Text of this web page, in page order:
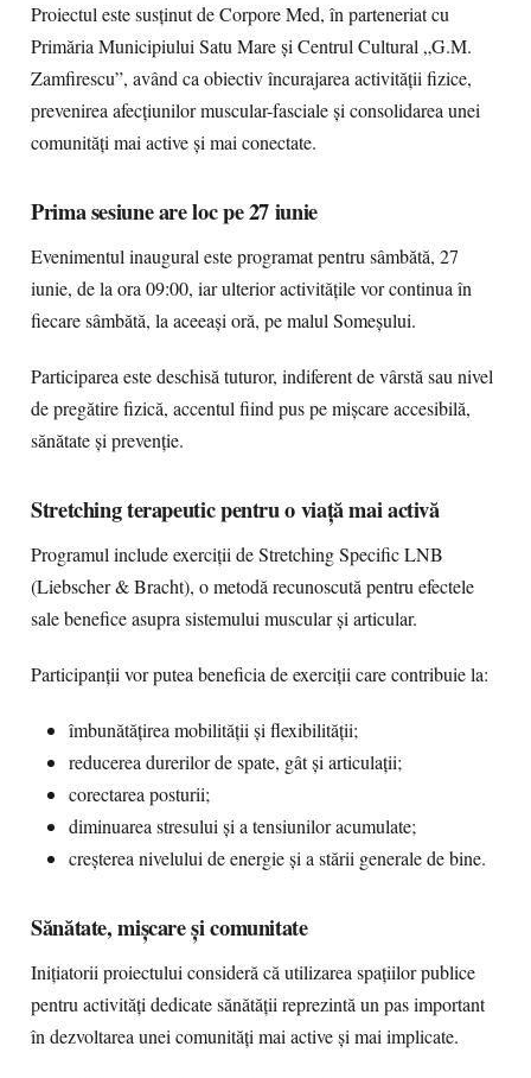
Proiectul este susținut de Corpore Med, în parteneriat cu
Primăria Municipiului Satu Mare și Centrul Cultural „G.M.
Zamfirescu”, având ca obiectiv încurajarea activității fizice,
prevenirea afecțiunilor muscular-fasciale și consolidarea unei
comunități mai active și mai conectate.
Prima sesiune are loc pe 27 iunie
Evenimentul inaugural este programat pentru sâmbătă, 27
iunie, de la ora 09:00, iar ulterior activitățile vor continua în
fiecare sâmbătă, la aceeași oră, pe malul Someșului.
Participarea este deschisă tuturor, indiferent de vârstă sau nivel
de pregătire fizică, accentul fiind pus pe mișcare accesibilă,
sănătate și prevenție.
Stretching terapeutic pentru o viață mai activă
Programul include exerciții de Stretching Specific LNB
(Liebscher & Bracht), o metodă recunoscută pentru efectele
sale benefice asupra sistemului muscular și articular.
Participanții vor putea beneficia de exerciții care contribuie la:
îmbunătățirea mobilității și flexibilității;
reducerea durerilor de spate, gât și articulații;
corectarea posturii;
diminuarea stresului și a tensiunilor acumulate;
creșterea nivelului de energie și a stării generale de bine.
Sănătate, mișcare și comunitate
Inițiatorii proiectului consideră că utilizarea spațiilor publice
pentru activități dedicate sănătății reprezintă un pas important
în dezvoltarea unei comunități mai active și mai implicate.